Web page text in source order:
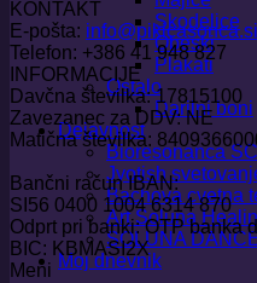
Skodelice
Obeski
Plakati
Ostalo
Darilni boni
Dejavnost
Bioresonanca
Jyotish
Bachova cvetna
Art Soluna
SOLUNA
Moj dnevnik
KONTAKT
E-pošta: info@pikicasonca.si
Telefon: +386 41 948 827
INFORMACIJE
Davčna številka: 17815100
Zavezanec za DDV: NE
Matična številka:
Bančni račun IBAN:
SI56 0400 1004 6314 870
Odprt pri banki: OTP banka
BIC: KBMASI2X
Meni